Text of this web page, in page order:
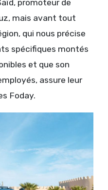
promoteur de
mais avant tout
qui nous précise
spécifiques montés
et que son
assure leur
Foday.